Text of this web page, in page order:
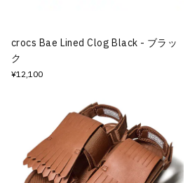
crocs Bae Lined Clog Black - ブラッ
ク
¥12,100